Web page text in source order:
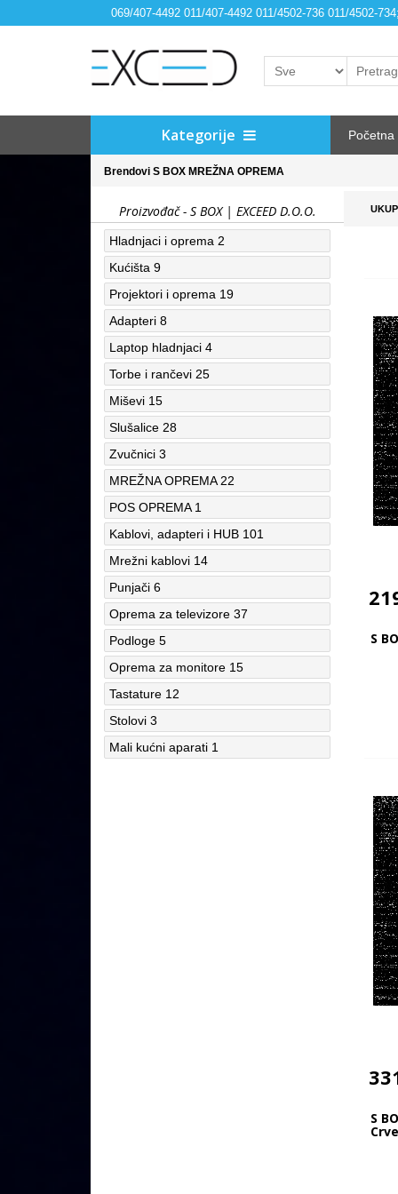
069/407-4492 011/407-4492 011/4502-736 011/4502-
Kategorije Početna
Brendovi S BOX MREŽNA OPREMA
Proizvođač - S BOX | EXCEED D.O.O.
Hladnjaci i oprema 2
Kućišta 9
Projektori i oprema 19
Adapteri 8
Laptop hladnjaci 4
Torbe i rančevi 25
Miševi 15
Slušalice 28
Zvučnici 3
MREŽNA OPREMA 22
POS OPREMA 1
Kablovi, adapteri i HUB 101
Mrežni kablovi 14
Punjači 6
Oprema za televizore 37
Podloge 5
Oprema za monitore 15
Tastature 12
Stolovi 3
Mali kućni aparati 1
S
S